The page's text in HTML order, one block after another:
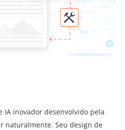
IA inovador desenvolvido pela
naturalmente. Seu design de